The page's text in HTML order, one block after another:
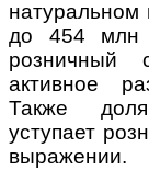
до 454 млн
розничный
активное
Также доля
уступает
выражении.